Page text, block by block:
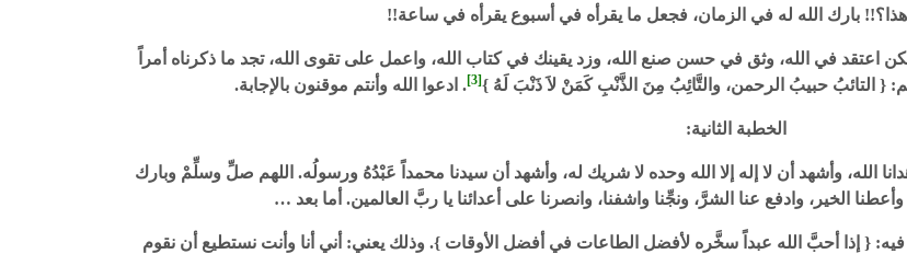
بارك الله له في الزمان، فجعل ما يقرأه في أسبوع يقرأه في ساعة!!
اعتقد في الله، وثق في حسن صنع الله، وزد يقينك في كتاب الله، واعمل على تقوى الله، تجد ما ذكرناه أمراً
{ التائبُ حبيبُ الرحمن، والتَّائِبُ مِنَ الذَّنْبِ كَمَنْ لاَ ذَنْبَ لَهُ }[3] . ادعوا الله وأنتم موقنون بالإجابة.
الخطبة الثانية:
هدانا الله، وأشهد أن لا إله إلا الله وحده لا شريك له، وأشهد أن سيدنا محمداً عَبْدُهُ ورسولُه. اللهم صلِّ وسلِّمْ وبارك
الخير، وادفع عنا الشرَّ، ونجِّنا واشفنا، وانصرنا على أعدائنا يا ربَّ العالمين. أما بعد …
فيه: { إذا أحبَّ الله عبداً سخَّره لأفضل الطاعات في أفضل الأوقات }. وذلك يعني: أني أنا وأنت نستطيع أن نقوم